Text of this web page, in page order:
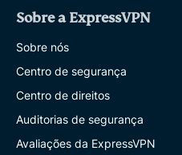
Sobre a ExpressVPN
Sobre nós
Centro de segurança
Centro de direitos
Auditorias de segurança
Avaliações da ExpressVPN